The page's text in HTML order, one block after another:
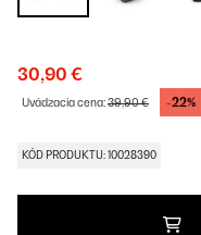
30,90 €
Uvádzacia cena:39,90 € -22%
KÓD PRODUKTU: 10028390